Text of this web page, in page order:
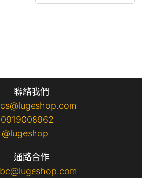
聯絡我們
cs@lugeshop.com
0919008962
@lugeshop
通路合作
bc@lugeshop.com